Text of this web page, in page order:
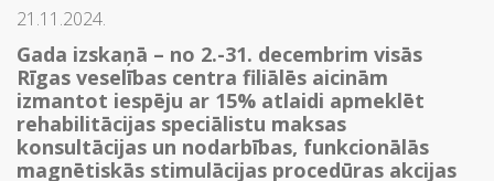
21.11.2024.
Gada izskaņā – no 2.-31. decembrim visās
Rīgas veselības centra filiālēs aicinām
izmantot iespēju ar 15% atlaidi apmeklēt
rehabilitācijas speciālistu maksas
konsultācijas un nodarbības, funkcionālās
magnētiskās stimulācijas procedūras akcijas